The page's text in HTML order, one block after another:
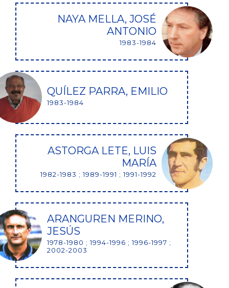
NAYA MELLA, JOSÉ
ANTONIO
1983-1984
QUÍLEZ PARRA, EMILIO
1983-1984
ASTORGA LETE, LUIS
MARÍA
1982-1983 ; 1989-1991 ; 1991-1992
ARANGUREN MERINO,
JESÚS
1978-1980 ; 1994-1996 ; 1996-1997 ;
2002-2003